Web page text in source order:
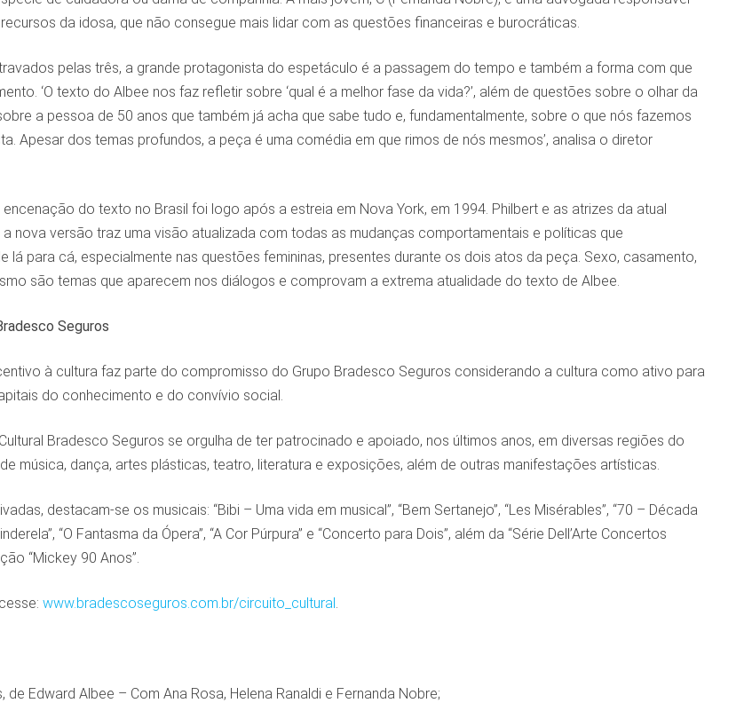
da idosa, que não consegue mais lidar com as questões financeiras e burocráticas.
pelas três, a grande protagonista do espetáculo é a passagem do tempo e também a forma com que
‘O texto do Albee nos faz refletir sobre ‘qual é a melhor fase da vida?’, além de questões sobre o olhar da
a pessoa de 50 anos que também já acha que sabe tudo e, fundamentalmente, sobre o que nós fazemos
Apesar dos temas profundos, a peça é uma comédia em que rimos de nós mesmos’, analisa o diretor
do texto no Brasil foi logo após a estreia em Nova York, em 1994. Philbert e as atrizes da atual
nova versão traz uma visão atualizada com todas as mudanças comportamentais e políticas que
lá para cá, especialmente nas questões femininas, presentes durante os dois atos da peça. Sexo, casamento,
são temas que aparecem nos diálogos e comprovam a extrema atualidade do texto de Albee.
Seguros
à cultura faz parte do compromisso do Grupo Bradesco Seguros considerando a cultura como ativo para
do conhecimento e do convívio social.
Bradesco Seguros se orgulha de ter patrocinado e apoiado, nos últimos anos, em diversas regiões do
música, dança, artes plásticas, teatro, literatura e exposições, além de outras manifestações artísticas.
destacam-se os musicais: “Bibi – Uma vida em musical”, “Bem Sertanejo”, “Les Misérables”, “70 – Década
“O Fantasma da Ópera”, “A Cor Púrpura” e “Concerto para Dois”, além da “Série Dell’Arte Concertos
“Mickey 90 Anos”.
www.bradescoseguros.com.br/circuito_cultural.
de Edward Albee – Com Ana Rosa, Helena Ranaldi e Fernanda Nobre;